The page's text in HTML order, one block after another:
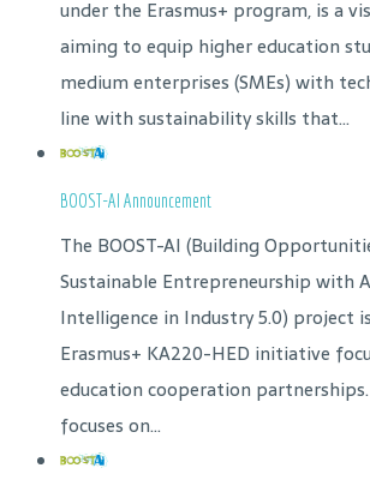
under the Erasmus+ program, is a
aiming to equip higher education
medium enterprises (SMEs) with
line with sustainability skills that...
BOOST-AI Announcement
The BOOST-AI (Building
Sustainable Entrepreneurship with
Intelligence in Industry 5.0) project
Erasmus+ KA220-HED initiative
education cooperation
focuses on...